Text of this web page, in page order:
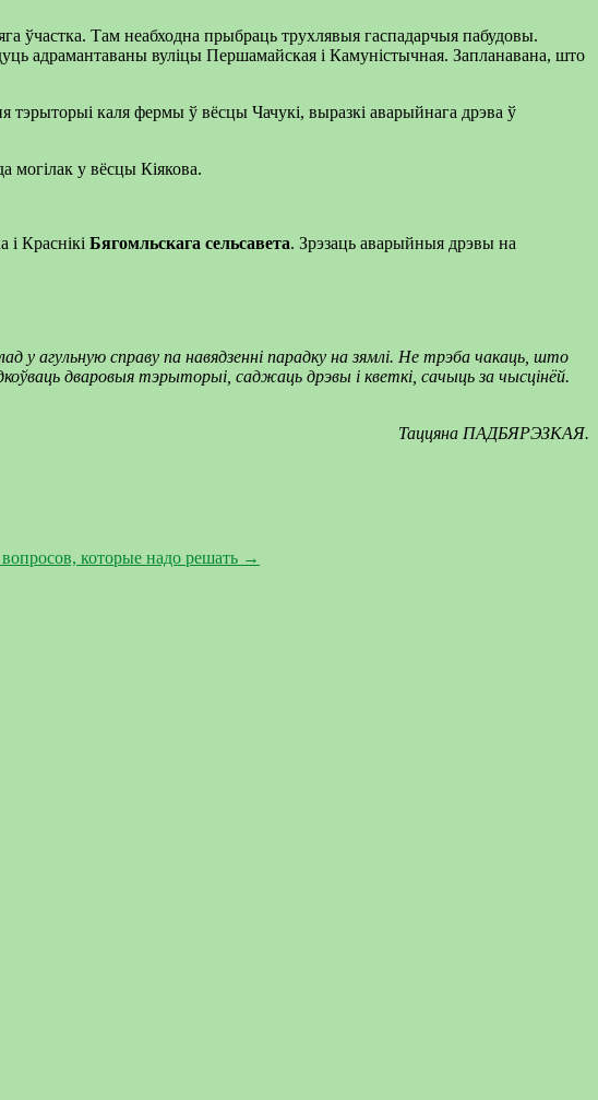
ўчастка. Там неабходна прыбраць трухлявыя гаспадарчыя пабудовы.
адрамантаваны вуліцы Першамайская і Камуністычная. Запланавана, што
тэрыторыі каля фермы ў вёсцы Чачукі, выразкі аварыйнага дрэва ў
могілак у вёсцы Кіякова.
Краснікі Бягомльскага сельсавета. Зрэзаць аварыйныя дрэвы на
у агульную справу па навядзенні парадку на зямлі. Не трэба чакаць, што
дваровыя тэрыторыі, саджаць дрэвы і кветкі, сачыць за чысцінёй.
Таццяна ПАДБЯРЭЗКАЯ.
которые надо решать →